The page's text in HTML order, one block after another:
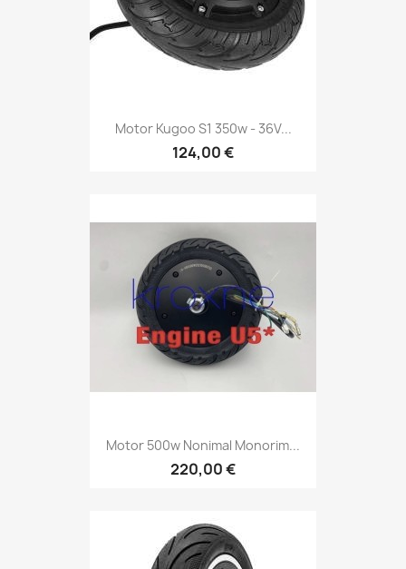
Motor Kugoo S1 350w - 36V...
124,00 €
Motor 500w Nonimal Monorim...
220,00 €